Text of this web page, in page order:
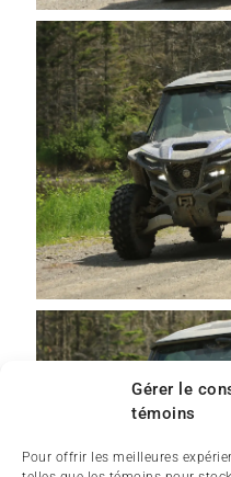
Gérer le
témoins
Pour offrir les meilleures